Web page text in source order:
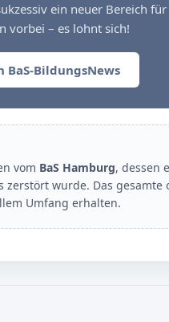
ein neuer Bereich
vorbei – es lohnt sich!
BaS-BildungsNews
vom BaS Hamburg, dessen
wurde. Das gesamte
Umfang erhalten.